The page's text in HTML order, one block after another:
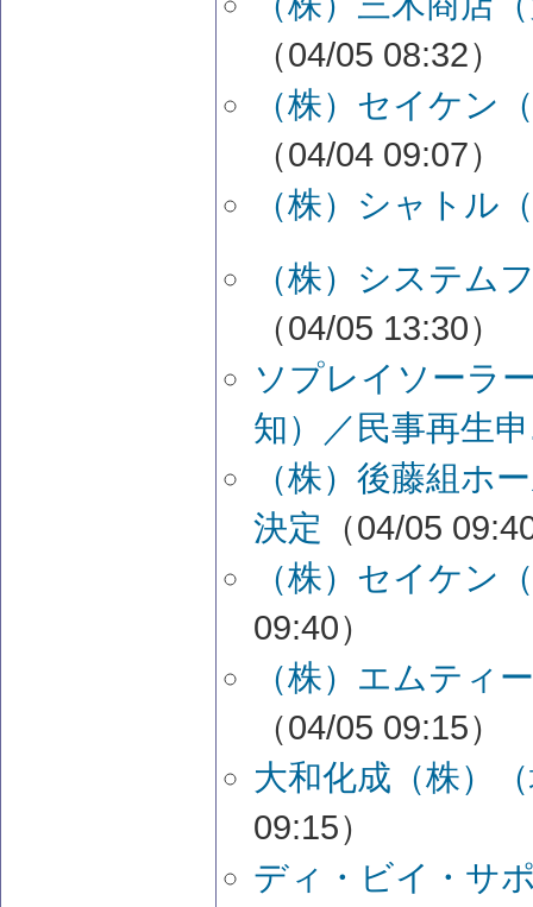
（04/05 08:32）
（株）セイケン
（04/04 09:07）
（株）シャトル
（株）システム
（04/05 13:30）
ソプレイソーラ
知）／民事再生
（株）後藤組ホ
決定 （04/05
（株）セイケン
09:40）
（株）エムティ
（04/05 09:15）
大和化成（株）
09:15）
ディ・ビイ・サ